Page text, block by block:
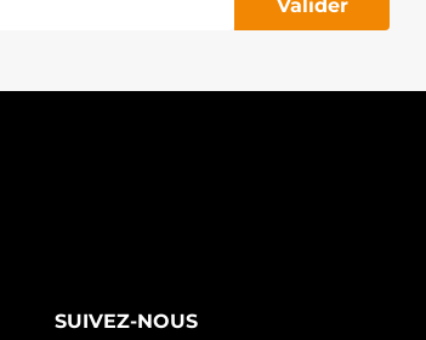
Valider
SUIVEZ-NOUS